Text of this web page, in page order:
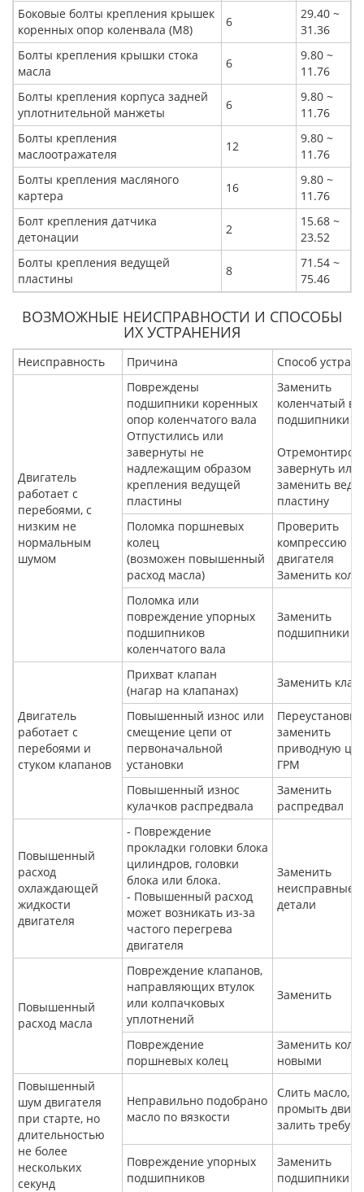
Боковые болты крепления крышек
коренных опор коленвала (M8)
6
29.40 ~
31.36
Болты крепления крышки стока
масла
6
9.80 ~
11.76
Болты крепления корпуса задней
уплотнительной манжеты
6
9.80 ~
11.76
Болты крепления
маслоотражателя
12
9.80 ~
11.76
Болты крепления масляного
картера
16
9.80 ~
11.76
Болт крепления датчика
детонации
2
15.68 ~
23.52
Болты крепления ведущей
пластины
8
71.54 ~
75.46
ВОЗМОЖНЫЕ НЕИСПРАВНОСТИ И СПОСОБЫ
ИХ УСТРАНЕНИЯ
Неисправность Причина Способ
Двигатель
работает с
перебоями, с
низким не
нормальным
шумом
Повреждены
подшипники коренных
опор коленчатого вала
Отпустились или
завернуты не
надлежащим образом
крепления ведущей
пластины
Заменить
коленчатый
подшипники
завернуть или
заменить
пластину
Поломка поршневых
колец
(возможен повышенный
расход масла)
Проверить
компрессию
двигателя
Заменить
Поломка или
повреждение упорных
подшипников
коленчатого вала
Заменить
подшипники
Двигатель
работает с
перебоями и
стуком клапанов
Прихват клапан
(нагар на клапанах)
Заменить
Повышенный износ или
смещение цепи от
первоначальной
установки
заменить
приводную
ГРМ
Повышенный износ
кулачков распредвала
Заменить
распредвал
Повышенный
расход
охлаждающей
жидкости
двигателя
- Повреждение
прокладки головки блока
цилиндров, головки
блока или блока.
- Повышенный расход
может возникать из-за
частого перегрева
двигателя
Заменить
неисправные
детали
Повышенный
расход масла
Повреждение клапанов,
направляющих втулок
или колпачковых
уплотнений
Заменить
Повреждение
поршневых колец
Заменить
новыми
Повышенный
шум двигателя
при старте, но
длительностью
не более
нескольких
секунд
Неправильно подобрано
масло по вязкости
Слить масло,
промыть
залить
Повреждение упорных
подшипников
Заменить
подшипники